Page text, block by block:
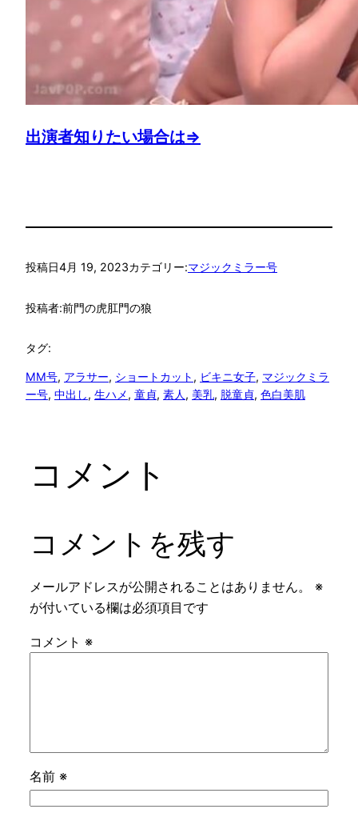
出演者知りたい場合は⇒
投稿日4月 19, 2023カテゴリー:マジックミラー号
投稿者:前門の虎肛門の狼
タグ:
MM号, アラサー, ショートカット , ビキニ女子, マジックミラ
ー号, 中出し, 生ハメ, 童貞, 素人, 美乳, 脱童貞, 色白美肌
コメント
コメントを残す
メールアドレスが公開されることはありません。
※
が付いている欄は必須項目です
コメント ※
名前 ※